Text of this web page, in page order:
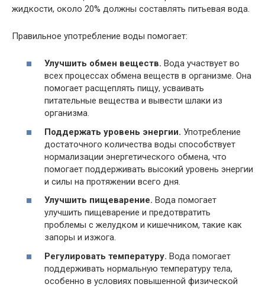
жидкости, около 20% должны составлять питьевая вода.
Правильное употребление воды помогает:
Улучшить обмен веществ. Вода участвует во
всех процессах обмена веществ в организме. Она
помогает расщеплять пищу, усваивать
питательные вещества и вывести шлаки из
организма.
Поддержать уровень энергии. Употребление
достаточного количества воды способствует
нормализации энергетического обмена, что
помогает поддерживать высокий уровень энергии
и силы на протяжении всего дня.
Улучшить пищеварение. Вода помогает
улучшить пищеварение и предотвратить
проблемы с желудком и кишечником, такие как
запоры и изжога.
Регулировать температуру. Вода помогает
поддерживать нормальную температуру тела,
особенно в условиях повышенной физической